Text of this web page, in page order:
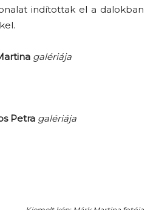
indítottak el a dalokban
galériája
Petra galériája